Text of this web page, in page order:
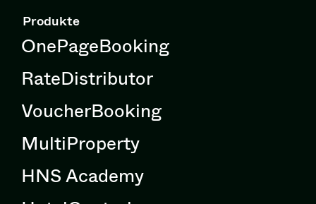
Produkte
OnePageBooking
RateDistributor
VoucherBooking
MultiProperty
HNS Academy